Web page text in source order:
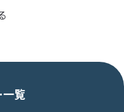
一覧